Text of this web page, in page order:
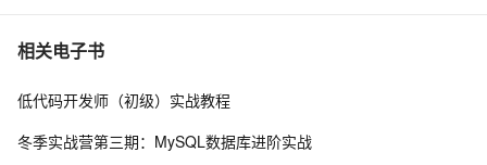
7 汇编语言学习笔记-在窗口打印文本
8 【汇编】栈及栈操作的实现
相关电子书
低代码开发师（初级）实战教程
冬季实战营第三期：MySQL数据库进阶实战